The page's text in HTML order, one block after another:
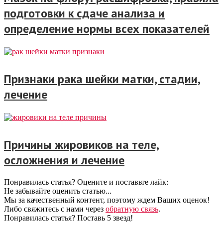
подготовки к сдаче анализа и
определение нормы всех показателей
Признаки рака шейки матки, стадии,
лечение
Причины жировиков на теле,
осложнения и лечение
Понравилась статья? Оцените и поставьте лайк:
Не забывайте оценить статью...
Мы за качественный контент, поэтому ждем Ваших оценок!
Либо свяжитесь с нами через обратную связь.
Понравилась статья? Поставь 5 звезд!